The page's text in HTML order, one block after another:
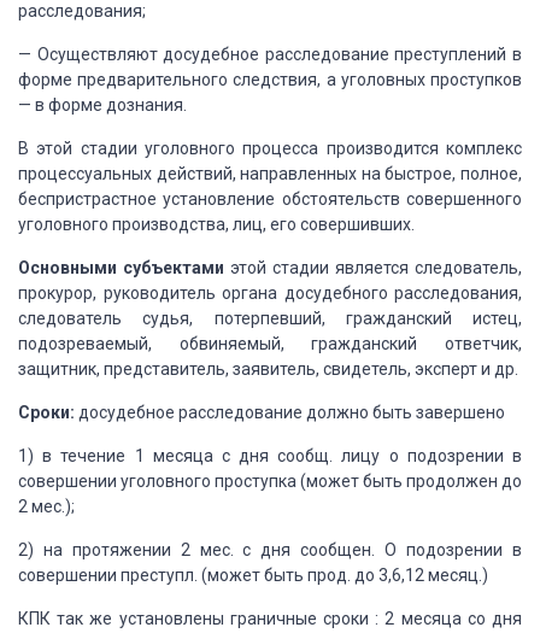
расследования;
— Осуществляют досудебное расследование преступлений в
форме предварительного следствия, а уголовных проступков
— в форме дознания.
В этой стадии уголовного процесса производится комплекс
процессуальных действий, направленных на быстрое, полное,
беспристрастное установление обстоятельств совершенного
уголовного производства, лиц, его совершивших.
Основными субъектами этой стадии является следователь,
прокурор, руководитель органа досудебного расследования,
следователь судья, потерпевший, гражданский истец,
подозреваемый, обвиняемый, гражданский ответчик,
защитник, представитель, заявитель, свидетель, эксперт и др.
Сроки: досудебное расследование должно быть завершено
1) в течение 1 месяца с дня сообщ. лицу о подозрении в
совершении уголовного проступка (может быть продолжен до
2 мес.);
2) на протяжении 2 мес. с дня сообщен. О подозрении в
совершении преступл. (может быть прод. до 3,6,12 месяц.)
КПК так же установлены граничные сроки : 2 месяца со дня